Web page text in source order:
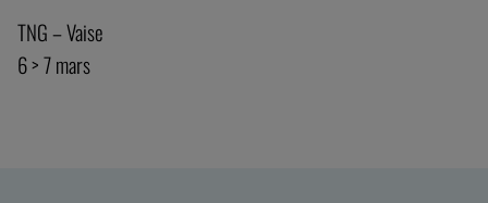
TNG – Vaise
6 > 7 mars